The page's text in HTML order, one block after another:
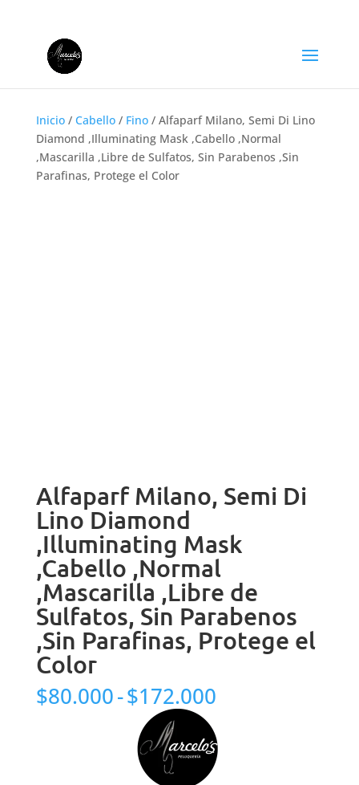
Inicio/ Cabello/ Fino/ Alfaparf Milano, Semi Di Lino
Diamond ,Illuminating Mask ,Cabello ,Normal
,Mascarilla ,Libre de Sulfatos, Sin Parabenos ,Sin
Parafinas, Protege el Color
Alfaparf Milano, Semi Di
Lino Diamond
,Illuminating Mask
,Cabello ,Normal
,Mascarilla ,Libre de
Sulfatos, Sin Parabenos
,Sin Parafinas, Protege el
Color
$80.000-$172.000Rango
precios:
desde
$80.000